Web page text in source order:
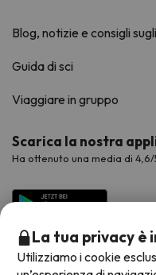
Blog, notizie e consigli
Guida di sci
Viaggiare in gruppo
Scarica la nostra
Ha ottenuto una media di 4,6/
La tua privacy è
Utilizziamo i cookie